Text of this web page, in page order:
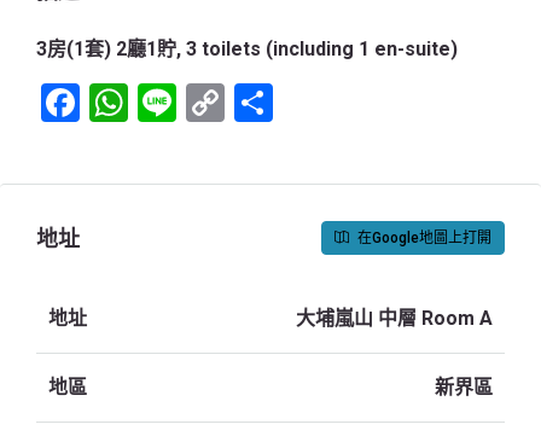
3房(1套) 2廳1貯, 3 toilets (including 1 en-suite)
Facebook
WhatsApp
LineCopy
地址 在Google地圖上打開
地址 大埔嵐山 中層 Room A
地區 新界區